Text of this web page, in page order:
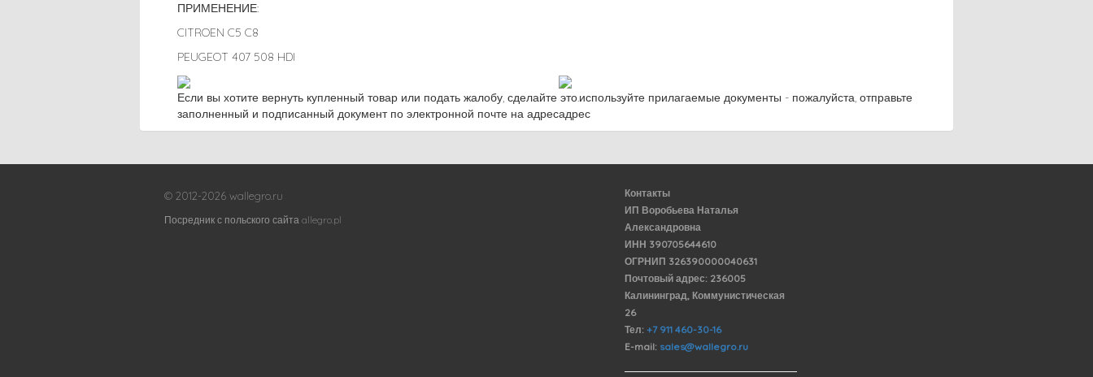
ПРИМЕНЕНИЕ:
CITROEN C5 C8
PEUGEOT 407 508 HDI
Если вы хотите вернуть купленный товар или подать жалобу, сделайте это.используйте прилагаемые документы - пожалуйста, отправьте
заполненный и подписанный документ по электронной почте на адресадрес
© 2012-2026 wallegro.ru
Посредник с польского сайта allegro.pl
Контакты
ИП Воробьева Наталья
Александровна
ИНН 390705644610
ОГРНИП 326390000040631
Почтовый адрес: 236005
Калининград, Коммунистическая
26
Тел: +7 911 460-30-16
E-mail: sales@wallegro.ru